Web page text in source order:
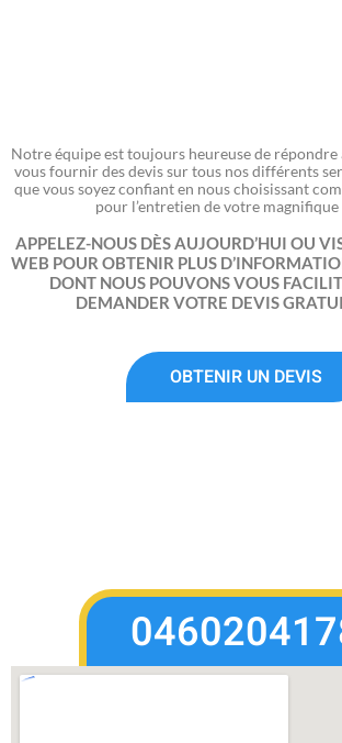
Notre équipe est toujours heureuse de répondre
vous fournir des devis sur tous nos différents
que vous soyez confiant en nous choisissant
pour l’entretien de votre
APPELEZ-NOUS DÈS AUJOURD’HUI OU
WEB POUR OBTENIR PLUS
DONT NOUS POUVONS VOUS
DEMANDER VOTRE DEVIS
OBTENIR UN DEVIS